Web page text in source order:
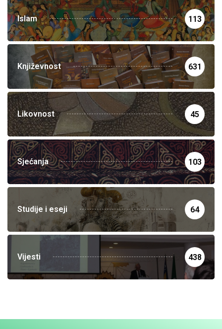
Islam 113
Književnost 631
Likovnost 45
Sjećanja 103
Studije i eseji 64
Vijesti 438